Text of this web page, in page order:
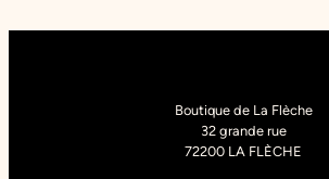
Boutique de La Flèche
32 grande rue
72200 LA FLÈCHE